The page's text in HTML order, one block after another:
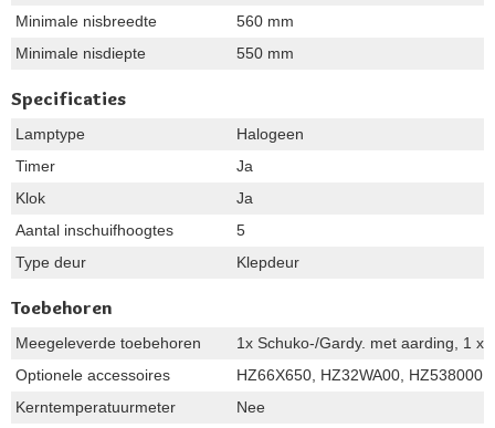
Minimale nisbreedte
560 mm
Minimale nisdiepte
550 mm
Specificaties
Lamptype
Halogeen
Timer
Ja
Klok
Ja
Aantal inschuifhoogtes
5
Type deur
Klepdeur
Toebehoren
Meegeleverde toebehoren
1x Schuko-/Gardy. met aarding, 1 x
Optionele accessoires
HZ66X650, HZ32WA00,
Kerntemperatuurmeter
Nee